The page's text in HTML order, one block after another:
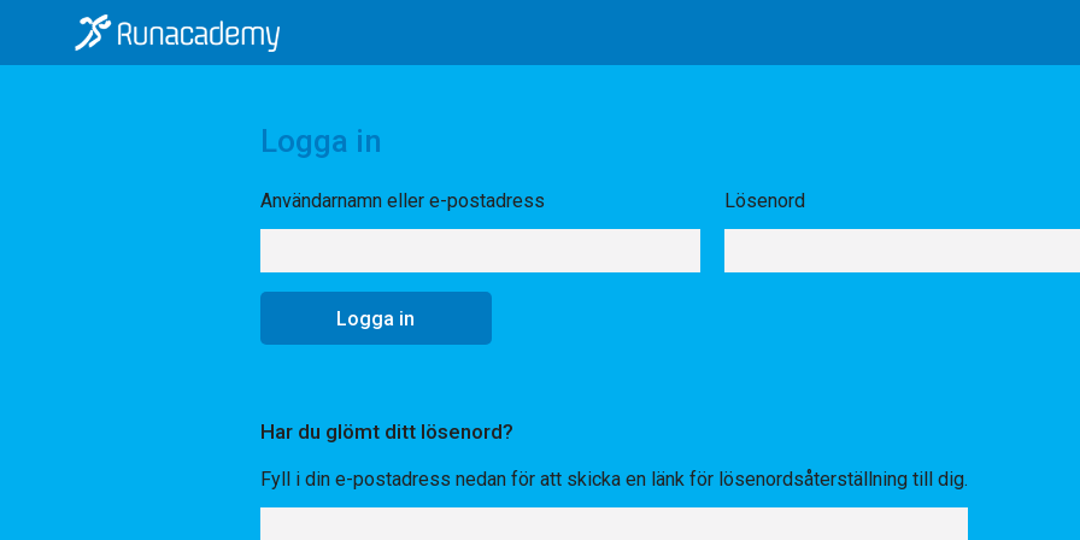
Logga in
Användarnamn eller e-postadress Lösenord
Har du glömt ditt lösenord?
Fyll i din e-postadress nedan för att skicka en länk för lösenordsåterställning till dig.